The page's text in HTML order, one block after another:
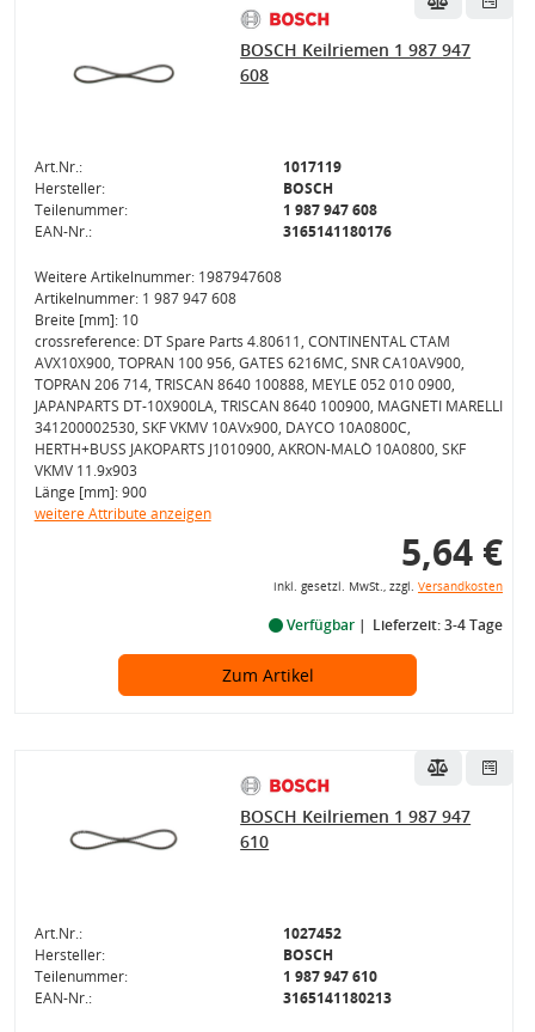
BOSCH Keilriemen 1 987 947
608
Art.Nr.:
1017119
Hersteller:
BOSCH
Teilenummer:
1 987 947 608
EAN-Nr.:
3165141180176
Weitere Artikelnummer: 1987947608
Artikelnummer: 1 987 947 608
Breite [mm]: 10
crossreference: DT Spare Parts 4.80611, CONTINENTAL CTAM
AVX10X900, TOPRAN 100 956, GATES 6216MC, SNR CA10AV900,
TOPRAN 206 714, TRISCAN 8640 100888, MEYLE 052 010 0900,
JAPANPARTS DT-10X900LA, TRISCAN 8640 100900, MAGNETI MARELLI
341200002530, SKF VKMV 10AVx900, DAYCO 10A0800C,
HERTH+BUSS JAKOPARTS J1010900, AKRON-MALÒ 10A0800, SKF
VKMV 11.9x903
Länge [mm]: 900
weitere Attribute anzeigen
5,64 €
inkl. gesetzl. MwSt., zzgl. Versandkosten
Verfügbar Lieferzeit: 3-4 Tage
Zum Artikel
BOSCH Keilriemen 1 987 947
610
Art.Nr.:
1027452
Hersteller:
BOSCH
Teilenummer:
1 987 947 610
EAN-Nr.:
3165141180213